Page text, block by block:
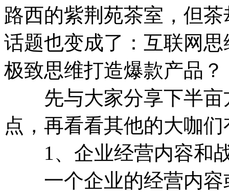
路西的紫荆苑茶室，但
话题也变成了：互联网
极致思维打造爆款产品？
先与大家分享下半亩
点，再看看其他的大咖
1、企业经营内容和
一个企业的经营内容